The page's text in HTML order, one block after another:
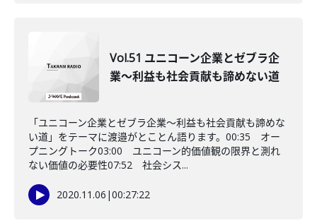
Vol.51 ユニコーン企業とゼブラ企
業～利益も社会貢献も諦めない道
「ユニコーン企業とゼブラ企業～利益も社会貢献も諦めな
い道」をテーマに渡邉がとことん語ります。00:35 オー
プニングトーク03:00 ユニコーン的価値観の限界と測れ
ない価値の必要性07:52 社会シス...
2020.11.06 |00:27:22